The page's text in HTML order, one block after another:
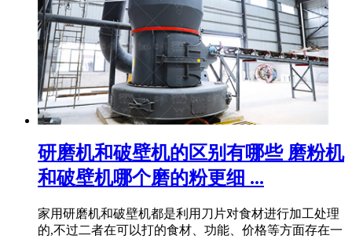
研磨机和破壁机的区别有哪些 磨粉机
和破壁机哪个磨的粉更细 ...
家用研磨机和破壁机都是利用刀片对食材进行加工处理
的,不过二者在可以打的食材、功能、价格等方面存在一